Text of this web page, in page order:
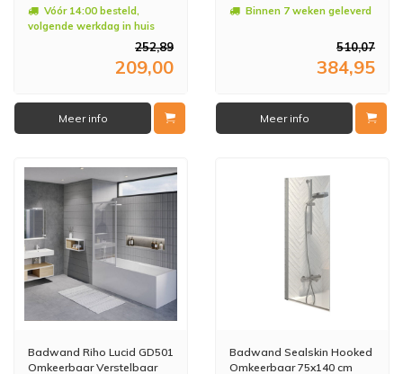
Vóór 14:00 besteld,
volgende werkdag in huis
252,89
209,00
Meer info
Binnen 7 weken geleverd
510,07
384,95
Meer info
Badwand Riho Lucid GD501
Omkeerbaar Verstelbaar
Badwand Sealskin Hooked
Omkeerbaar 75x140 cm